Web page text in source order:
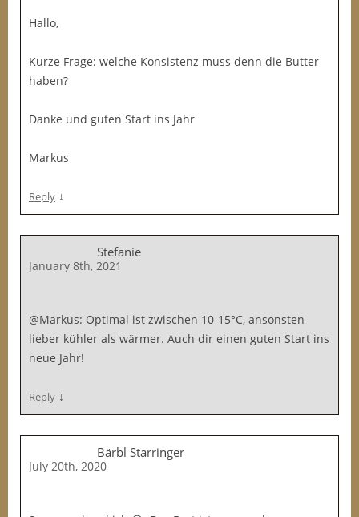
Hallo,
Kurze Frage: welche Konsistenz muss denn die Butter
haben?
Danke und guten Start ins Jahr
Markus
Reply ↓
Stefanie
January 8th, 2021
@Markus: Optimal ist zwischen 10-15°C, ansonsten
lieber kühler als wärmer. Auch dir einen guten Start ins
neue Jahr!
Reply ↓
Bärbl Starringer
July 20th, 2020